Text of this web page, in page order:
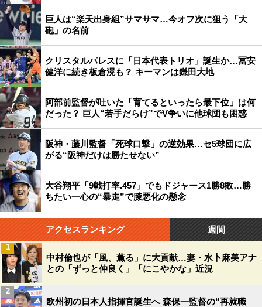
巨人は“楽天出身組”サマサマ…今オフ次に狙う「大
砲」の名前
クリスタルパレスに「日本代表トリオ」誕生か…冨安
健洋に続き板倉滉も？ キーマンは鎌田大地
阿部前監督が吐いた「育てるといったら最下位」は何
だった？ 巨人“若手だらけ”でV争いに他球団も困惑
阪神・藤川監督「死球口撃」の逆効果…セ5球団に広
がる“阪神だけは勝たせない”
大谷翔平「9戦打率.457」でもドジャース1勝8敗…勝
ちたい一心の“暴走”で膝悪化の懸念
アクセスランキング 週間
中村倫也が「風、薫る」に大貢献…妻・水卜麻美アナ
との「ずっと仲良く」「にこやかな」近況
1
欧州初の日本人指揮官誕生へ 森保一監督の“再就職
2